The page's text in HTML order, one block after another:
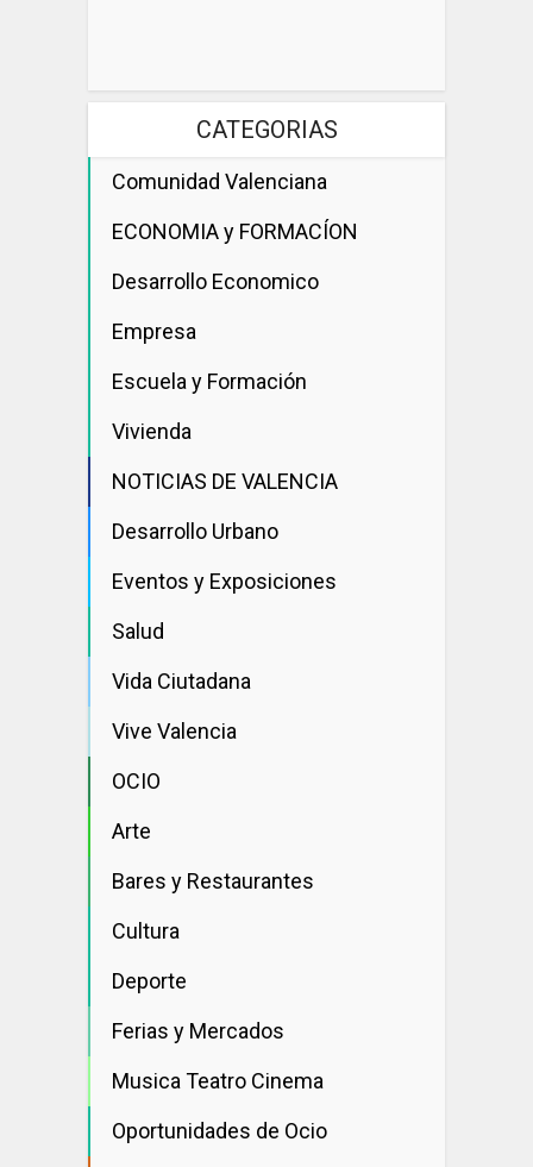
CATEGORIAS
Comunidad Valenciana
ECONOMIA y FORMACÍON
Desarrollo Economico
Empresa
Escuela y Formación
Vivienda
NOTICIAS DE VALENCIA
Desarrollo Urbano
Eventos y Exposiciones
Salud
Vida Ciutadana
Vive Valencia
OCIO
Arte
Bares y Restaurantes
Cultura
Deporte
Ferias y Mercados
Musica Teatro Cinema
Oportunidades de Ocio